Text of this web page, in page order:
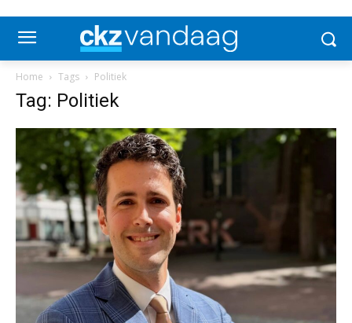
Home Tags Politiek
Tag: Politiek